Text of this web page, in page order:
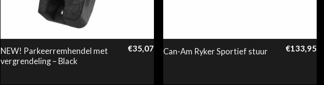
NEW! Parkeerremhendel met
vergrendeling – Black
€35,07 Can-Am Ryker Sportief stuur €133,95